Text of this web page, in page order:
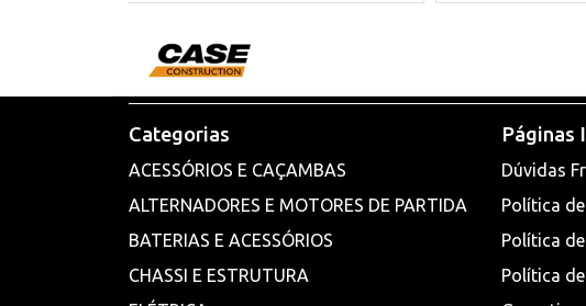
Categorias
ACESSÓRIOS E CAÇAMBAS
ALTERNADORES E MOTORES DE PARTIDA
BATERIAS E ACESSÓRIOS
CHASSI E ESTRUTURA
Páginas
Dúvidas
Política
Política
Política